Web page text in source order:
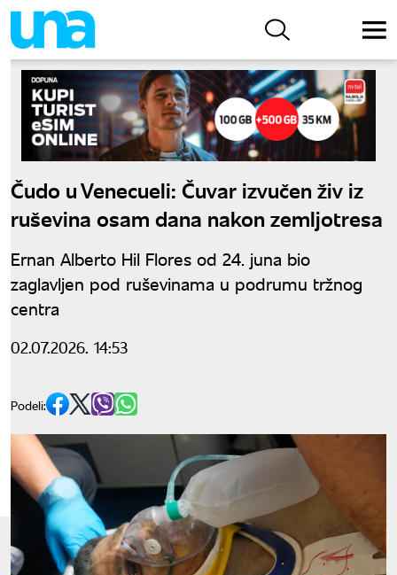
Čudo u Venecueli: Čuvar izvučen živ iz
ruševina osam dana nakon zemljotresa
Ernan Alberto Hil Flores od 24. juna bio
zaglavljen pod ruševinama u podrumu tržnog
centra
02.07.2026. 14:53
Podeli: